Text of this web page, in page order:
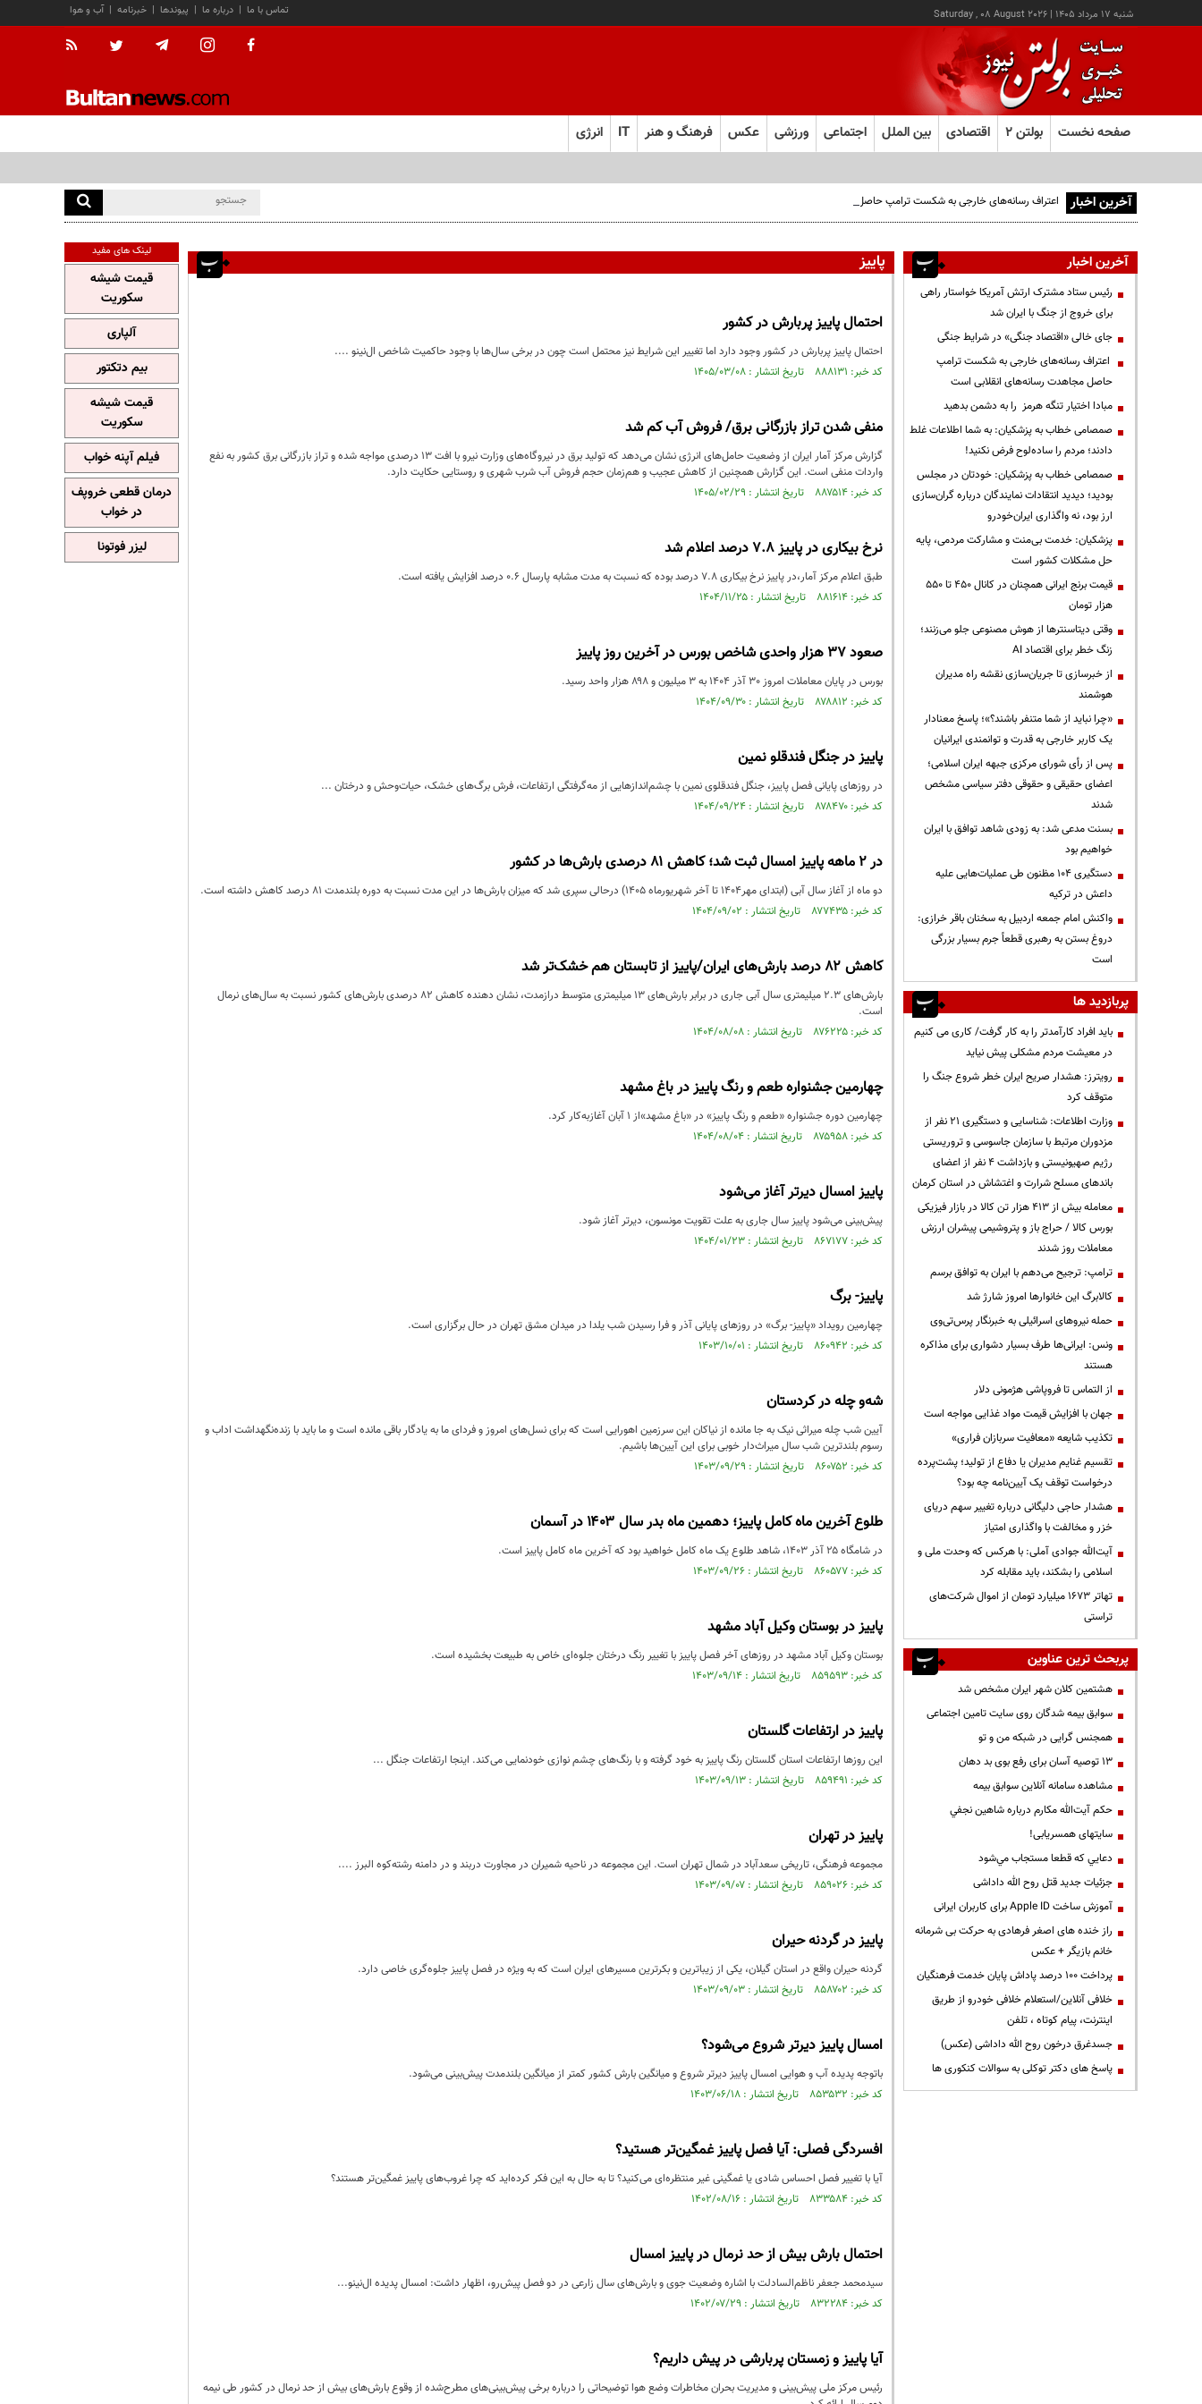
شنبه ۱۷ مرداد ۱۴۰۵ |
Saturday , 08 August 2026 آب و هوا | خبرنامه | پیوندها | درباره ما | تماس با ما
صفحه نخست بولتن ۲ اقتصادی بین الملل اجتماعی ورزشی عکس فرهنگ و هنر IT انرژی
آخرین اخبار اعتراف رسانه‌های خارجی به شکست ترامپ حاصل مجاهدت رسانه‌های انقلابی است
پاییز
احتمال پاییز پربارش در کشور
احتمال پاییز پربارش در کشور وجود دارد اما تغییر این شرایط نیز محتمل است چون در برخی سال‌ها با وجود حاکمیت شاخص ال‌نینو ....
کد خبر: ۸۸۸۱۳۱ تاریخ انتشار : ۱۴۰۵/۰۳/۰۸
منفی شدن تراز بازرگانی برق/ فروش آب کم شد
گزارش مرکز آمار ایران از وضعیت حامل‌های انرژی نشان می‌دهد که تولید برق در نیروگاه‌های وزارت نیرو با افت ۱۳ درصدی مواجه شده و تراز بازرگانی برق کشور به نفع
واردات منفی است. این گزارش همچنین از کاهش عجیب و هم‌زمان حجم فروش آب شرب شهری و روستایی حکایت دارد.
کد خبر: ۸۸۷۵۱۴ تاریخ انتشار : ۱۴۰۵/۰۲/۲۹
نرخ بیکاری در پاییز ۷.۸ درصد اعلام شد
طبق اعلام مرکز آمار،در پاییز نرخ بیکاری ۷.۸ درصد بوده‌ که نسبت به مدت مشابه پارسال ۰.۶ درصد افزایش یافته است.
کد خبر: ۸۸۱۶۱۴ تاریخ انتشار : ۱۴۰۴/۱۱/۲۵
صعود ۳۷ هزار واحدی شاخص بورس در آخرین روز پاییز
بورس در پایان معاملات امروز 30 آذر 1404 به ۳ میلیون و ۸۹۸ هزار واحد رسید.
کد خبر: ۸۷۸۸۱۲ تاریخ انتشار : ۱۴۰۴/۰۹/۳۰
پاییز در جنگل فندقلو نمین
در روزهای پایانی فصل پاییز، جنگل فندقلوی نمین با چشم‌اندازهایی از مه‌گرفتگی ارتفاعات، فرش برگ‌های خشک، حیات‌وحش و درختان ...
کد خبر: ۸۷۸۴۷۰ تاریخ انتشار : ۱۴۰۴/۰۹/۲۴
در ۲ ماهه پاییز امسال ثبت شد؛ کاهش ۸۱ درصدی بارش‌ها در کشور
دو ماه از آغاز سال آبی (ابتدای مهر۱۴۰۴ تا آخر شهریورماه ۱۴۰۵) درحالی سپری شد که میزان بارش‌ها در این مدت نسبت به دوره بلندمدت ۸۱ درصد کاهش داشته است.
کد خبر: ۸۷۷۴۳۵ تاریخ انتشار : ۱۴۰۴/۰۹/۰۲
کاهش ۸۲ درصد بارش‌های ایران/پاییز از تابستان هم خشک‌تر شد
بارش‌های ۲.۳ میلیمتری سال آبی جاری در برابر بارش‌های ۱۳ میلیمتری متوسط درازمدت، نشان دهنده کاهش ۸۲ درصدی بارش‌های کشور نسبت به سال‌های نرمال
است.
کد خبر: ۸۷۶۲۲۵ تاریخ انتشار : ۱۴۰۴/۰۸/۰۸
چهارمین جشنواره طعم و رنگ پاییز در باغ مشهد
چهارمین دوره جشنواره «طعم و رنگ پاییز» در «باغ مشهد»از 1 آبان آغازبه‌کار کرد.
کد خبر: ۸۷۵۹۵۸ تاریخ انتشار : ۱۴۰۴/۰۸/۰۴
پاییز امسال دیرتر آغاز می‌شود
پیش‌بینی می‌شود پاییز سال جاری به علت تقویت مونسون، دیرتر آغاز شود.
کد خبر: ۸۶۷۱۷۷ تاریخ انتشار : ۱۴۰۴/۰۱/۲۳
پاییز- برگ
چهارمین رویداد «پاییز- برگ» در روزهای پایانی آذر و فرا رسیدن شب یلدا در میدان مشق تهران در حال برگزاری است.
کد خبر: ۸۶۰۹۴۲ تاریخ انتشار : ۱۴۰۳/۱۰/۰۱
شه‌و چله در کردستان
آیین شب چله میراثی نیک به جا مانده از نیاکان این سرزمین اهورایی است که برای نسل‌های امروز و فردای ما به یادگار باقی مانده است و ما باید با زنده‌نگهداشت اداب و
رسوم بلندترین شب سال میراث‌دار خوبی برای این آیین‌ها باشیم.
کد خبر: ۸۶۰۷۵۲ تاریخ انتشار : ۱۴۰۳/۰۹/۲۹
طلوع آخرین ماه کامل پاییز؛ دهمین ماه بدر سال ۱۴۰۳ در آسمان
در شامگاه ۲۵ آذر ۱۴۰۳، شاهد طلوع یک ماه کامل خواهید بود که آخرین ماه کامل پاییز است.
کد خبر: ۸۶۰۵۷۷ تاریخ انتشار : ۱۴۰۳/۰۹/۲۶
پاییز در بوستان وکیل آباد مشهد
بوستان وکیل آباد مشهد در روزهای آخر فصل پاییز با تغییر رنگ درختان جلوه‌ای خاص به طبیعت بخشیده است.
کد خبر: ۸۵۹۵۹۳ تاریخ انتشار : ۱۴۰۳/۰۹/۱۴
پاییز در ارتفاعات گلستان
این روزها ارتفاعات استان گلستان رنگ پاییز به خود گرفته و با رنگ‌های چشم نوازی خودنمایی می‌کند. اینجا ارتفاعات جنگل ...
کد خبر: ۸۵۹۴۹۱ تاریخ انتشار : ۱۴۰۳/۰۹/۱۳
پاییز در تهران
مجموعه فرهنگی، تاریخی سعدآباد در شمال تهران است. این مجموعه در ناحیه شمیران در مجاورت دربند و در دامنه رشته‌کوه البرز ....
کد خبر: ۸۵۹۰۲۶ تاریخ انتشار : ۱۴۰۳/۰۹/۰۷
پاییز در گردنه حیران
گردنه حیران واقع در استان گیلان، یکی از زیباترین و بکرترین مسیرهای ایران است که به ویژه در فصل پاییز جلوه‌گری خاصی دارد.
کد خبر: ۸۵۸۷۰۲ تاریخ انتشار : ۱۴۰۳/۰۹/۰۳
امسال پاییز دیرتر شروع می‌شود؟
باتوجه پدیده آب و هوایی امسال پاییز دیرتر شروع و میانگین بارش کشور کمتر از میانگین بلندمدت پیش‌بینی می‌شود.
کد خبر: ۸۵۳۵۳۲ تاریخ انتشار : ۱۴۰۳/۰۶/۱۸
افسردگی فصلی: آیا فصل پاییز غمگین‌تر هستید؟
آیا با تغییر فصل احساس شادی یا غمگینی غیر منتظره‌ای می‌کنید؟ تا به حال به این فکر کرده‌اید که چرا غروب‌های پاییز غمگین‌تر هستند؟
کد خبر: ۸۳۳۵۸۴ تاریخ انتشار : ۱۴۰۲/۰۸/۱۶
احتمال بارش بیش از حد نرمال در پاییز امسال
سیدمحمد جعفر ناظم‌السادلت با اشاره وضعیت جوی و بارش‌های سال زارعی در دو فصل پیش‌رو، اظهار داشت: امسال پدیده ال‌نینو...
کد خبر: ۸۳۲۲۸۴ تاریخ انتشار : ۱۴۰۲/۰۷/۲۹
آیا پاییز و زمستان پربارشی در پیش داریم؟
رئیس مرکز ملی پیش‌بینی و مدیریت بحران مخاطرات وضع هوا توضیحاتی را درباره برخی پیش‌بینی‌های مطرح‌شده از وقوع بارش‌های بیش از حد نرمال در کشور طی نیمه
آخرین اخبار
رئیس ستاد مشترک ارتش آمریکا خواستار راهی
برای خروج از جنگ با ایران شد
جای خالی «اقتصاد جنگی» در شرایط جنگی
اعتراف رسانه‌های خارجی به شکست ترامپ
حاصل مجاهدت رسانه‌های انقلابی است
مبادا اختیار تنگه هرمز را به دشمن بدهید
صمصامی خطاب به پزشکیان: به شما اطلاعات غلط
دادند؛ مردم را ساده‌لوح فرض نکنید!
صمصامی خطاب به پزشکیان: خودتان در مجلس
بودید؛ دیدید انتقادات نمایندگان درباره گران‌سازی
ارز بود، نه واگذاری ایران‌خودرو
پزشکیان: خدمت بی‌منت و مشارکت مردمی، پایه
حل مشکلات کشور است
قیمت‌ برنج ایرانی همچنان در کانال ۴۵۰ تا ۵۵۰
هزار تومان
وقتی دیتاسنترها از هوش مصنوعی جلو می‌زنند؛
زنگ خطر برای اقتصاد AI
از خبرسازی تا جریان‌سازی نقشه راه مدیران
هوشمند
«چرا نباید از شما متنفر باشند؟»؛ پاسخ معنادار
یک کاربر خارجی به قدرت و توانمندی ایرانیان
پس از رأی شورای مرکزی جبهه ایران اسلامی؛
اعضای حقیقی و حقوقی دفتر سیاسی مشخص
شدند
بسنت مدعی شد: به زودی شاهد توافق با ایران
خواهیم بود
دستگیری ۱۰۴ مظنون طی عملیات‌هایی علیه
داعش در ترکیه
واکنش امام جمعه اردبیل به سخنان باقر خرازی:
دروغ بستن به رهبری قطعاً جرم بسیار بزرگی
است
پربازدید ها
باید افراد کارآمدتر را به کار گرفت/ کاری می کنیم
در معیشت مردم مشکلی پیش نیاید
رویترز: هشدار صریح ایران خطر شروع جنگ را
متوقف کرد
وزارت اطلاعات: شناسایی و دستگیری ۲۱ نفر از
مزدوران مرتبط با سازمان جاسوسی و تروریستی
رژیم صهیونیستی و بازداشت ۴ نفر از اعضای
باندهای مسلح شرارت و اغتشاش در استان کرمان
معامله بیش از ۴۱۳ هزار تن کالا در بازار فیزیکی
بورس کالا / حراج باز و پتروشیمی پیشران ارزش
معاملات روز شدند
ترامپ: ترجیح می‌دهم با ایران به توافق برسم
کالابرگ این خانوارها امروز شارژ شد
حمله نیروهای اسرائیلی به خبرنگار پرس‌تی‌وی
ونس: ایرانی‌ها طرف بسیار دشواری برای مذاکره
هستند
از التماس تا فروپاشی هژمونی دلار
جهان با افزایش قیمت مواد غذایی مواجه است
تکذیب شایعه «معافیت سربازان فراری»
تقسیم غنایم مدیران یا دفاع از تولید؛ پشت‌پرده
درخواست توقف یک آیین‌نامه چه بود؟
هشدار حاجی دلیگانی درباره تغییر سهم دریای
خزر و مخالفت با واگذاری امتیاز
آیت‌الله جوادی آملی: با هرکس که وحدت ملی و
اسلامی را بشکند، باید مقابله کرد
تهاتر ۱۶۷۳ میلیارد تومان از اموال شرکت‌های
تراستی
پربحث ترین عناوین
هشتمین کلان شهر ایران مشخص شد
سوابق بیمه شدگان روی سایت تامین اجتماعی
همجنس گرایی در شبکه من و تو
13 توصیه آسان برای رفع بوی بد دهان
مشاهده سامانه آنلاين سوابق بیمه
حكم آيت‌الله مكارم درباره شاهين نجفي
سایتهای همسریابی!
دعايي كه قطعا مستجاب مي‌شود
جزئیات جدید قتل روح الله داداشی
آموزش ساخت Apple ID برای کاربران ایرانی
راز خنده های اصغر فرهادی به حرکت بی شرمانه
خانم بازیگر + عکس
پرداخت ۱۰۰ درصد پاداش پایان خدمت فرهنگیان
خلافی آنلاین/استعلام خلافی خودرو از طریق
اینترنت، پیام کوتاه ، تلفن
جسدغرق درخون روح الله داداشی (عکس)
پاسخ های دکتر توکلی به سوالات کنکوری ها
لینک های مفید
قیمت شیشه
سکوریت
آلپاری
بیم دتکتور
قیمت شیشه
سکوریت
فیلم آپنه خواب
درمان قطعی خروپف
در خواب
لیزر فوتونا